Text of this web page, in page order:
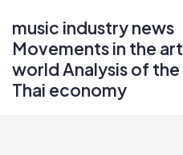
content
music industry news
Movements in the art
world Analysis of the
Thai economy